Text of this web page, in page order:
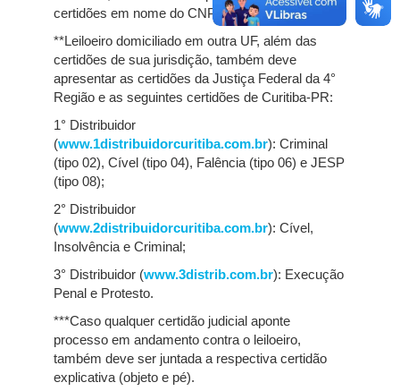
certidões em nome do CNPJ.
**Leiloeiro domiciliado em outra UF, além das
certidões de sua jurisdição, também deve
apresentar as certidões da Justiça Federal da 4°
Região e as seguintes certidões de Curitiba-PR:
1° Distribuidor
(www.1distribuidorcuritiba.com.br): Criminal
(tipo 02), Cível (tipo 04), Falência (tipo 06) e JESP
(tipo 08);
2° Distribuidor
(www.2distribuidorcuritiba.com.br): Cível,
Insolvência e Criminal;
3° Distribuidor (www.3distrib.com.br): Execução
Penal e Protesto.
***Caso qualquer certidão judicial aponte
processo em andamento contra o leiloeiro,
também deve ser juntada a respectiva certidão
explicativa (objeto e pé).